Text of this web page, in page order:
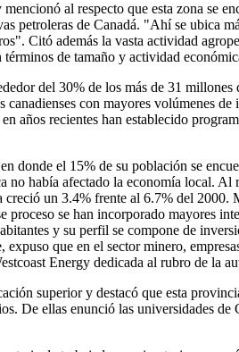
al respecto que esta zona se
petroleras de Canadá. "Ahí se ubica
Citó además la vasta actividad
de tamaño y actividad
del 30% de los más de 31 millones
con mayores volúmenes
años recientes han establecido
el 15% de su población se
había afectado la economía local.
un 3.4% frente al 6.7% del 2000.
se han incorporado mayores
y su perfil se compone de
que en el sector minero,
Energy dedicada al rubro de la
superior y destacó que esta
De ellas enunció las universidades